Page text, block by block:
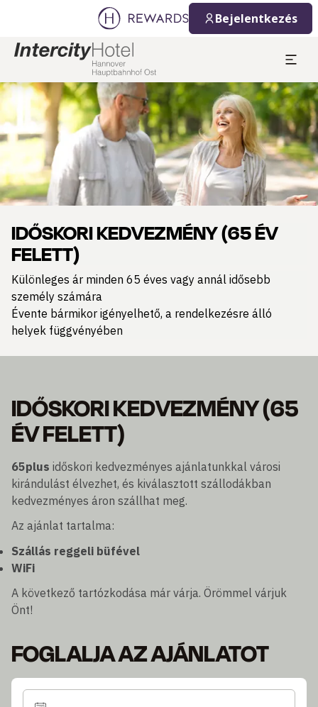
Bejelentkezés
Dia: 1 of 1
IDŐSKORI KEDVEZMÉNY (65 ÉV
FELETT)
Különleges ár minden 65 éves vagy annál idősebb
személy számára
Évente bármikor igényelhető, a rendelkezésre álló
helyek függvényében
IDŐSKORI KEDVEZMÉNY (65
ÉV FELETT)
65plus időskori kedvezményes ajánlatunkkal városi
kirándulást élvezhet, és kiválasztott szállodákban
kedvezményes áron szállhat meg.
Az ajánlat tartalma:
Szállás reggeli büfével
WiFi
A következő tartózkodása már várja. Örömmel várjuk
Önt!
FOGLALJA AZ AJÁNLATOT